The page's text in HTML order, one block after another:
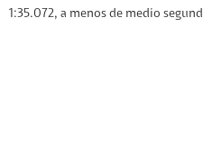
1:35.072, a menos de medio